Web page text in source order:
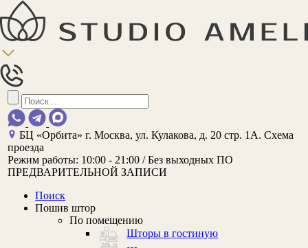
БЦ «Орбита»г. Москва, ул. Кулакова, д. 20 стр. 1А. Схема
проезда
Режим работы: 10:00 - 21:00 / Без выходных ПО
ПРЕДВАРИТЕЛЬНОЙ ЗАПИСИ
Поиск
Пошив штор
По помещению
Шторы в гостиную